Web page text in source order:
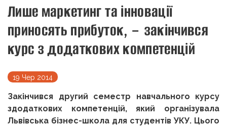
Лише маркетинг та інновації
приносять прибуток, − закінчився
курс з додаткових компетенцій
19 Чер 2014
Закінчився другий семестр навчального курсу
здодаткових компетенцій, який організувала
Львівська бізнес-школа для студентів УКУ. Цього